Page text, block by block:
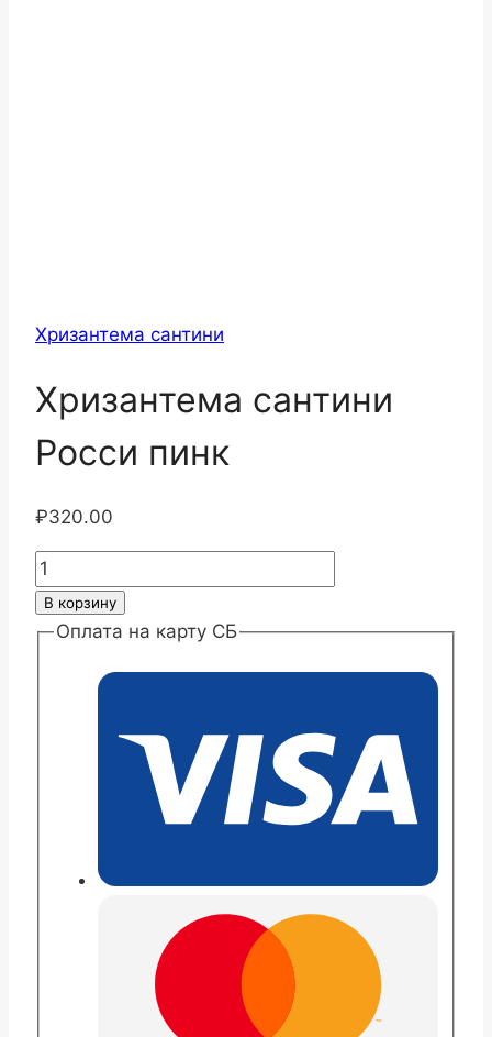
Хризантема сантини
Хризантема сантини
Росси пинк
₽320.00
Количество
товара
Хризантема
В корзину
Оплата на карту СБ